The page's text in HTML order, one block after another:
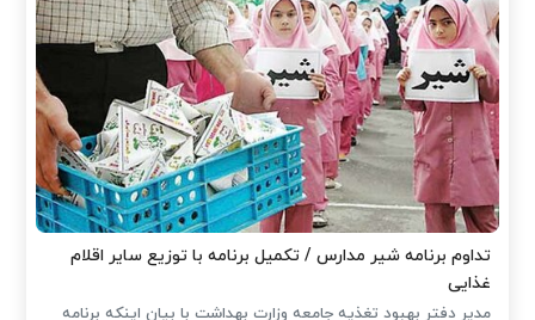
تداوم برنامه شیر مدارس / تکمیل برنامه با توزیع سایر اقلام
غذایی
مدیر دفتر بهبود تغذیه جامعه وزارت بهداشت با بیان اینکه برنامه